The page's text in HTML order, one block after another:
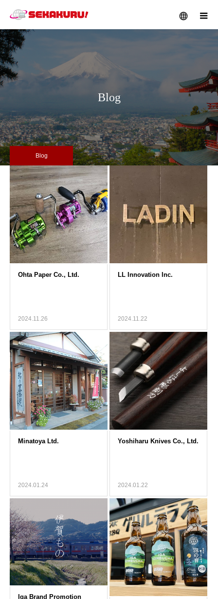
メニュー
Blog
Blog
2024.11.26 2024.11.22
2024.01.24 2024.01.22